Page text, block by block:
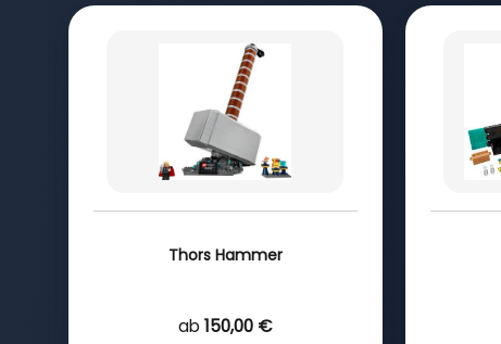
Thors Hammer
ab 150,00 €